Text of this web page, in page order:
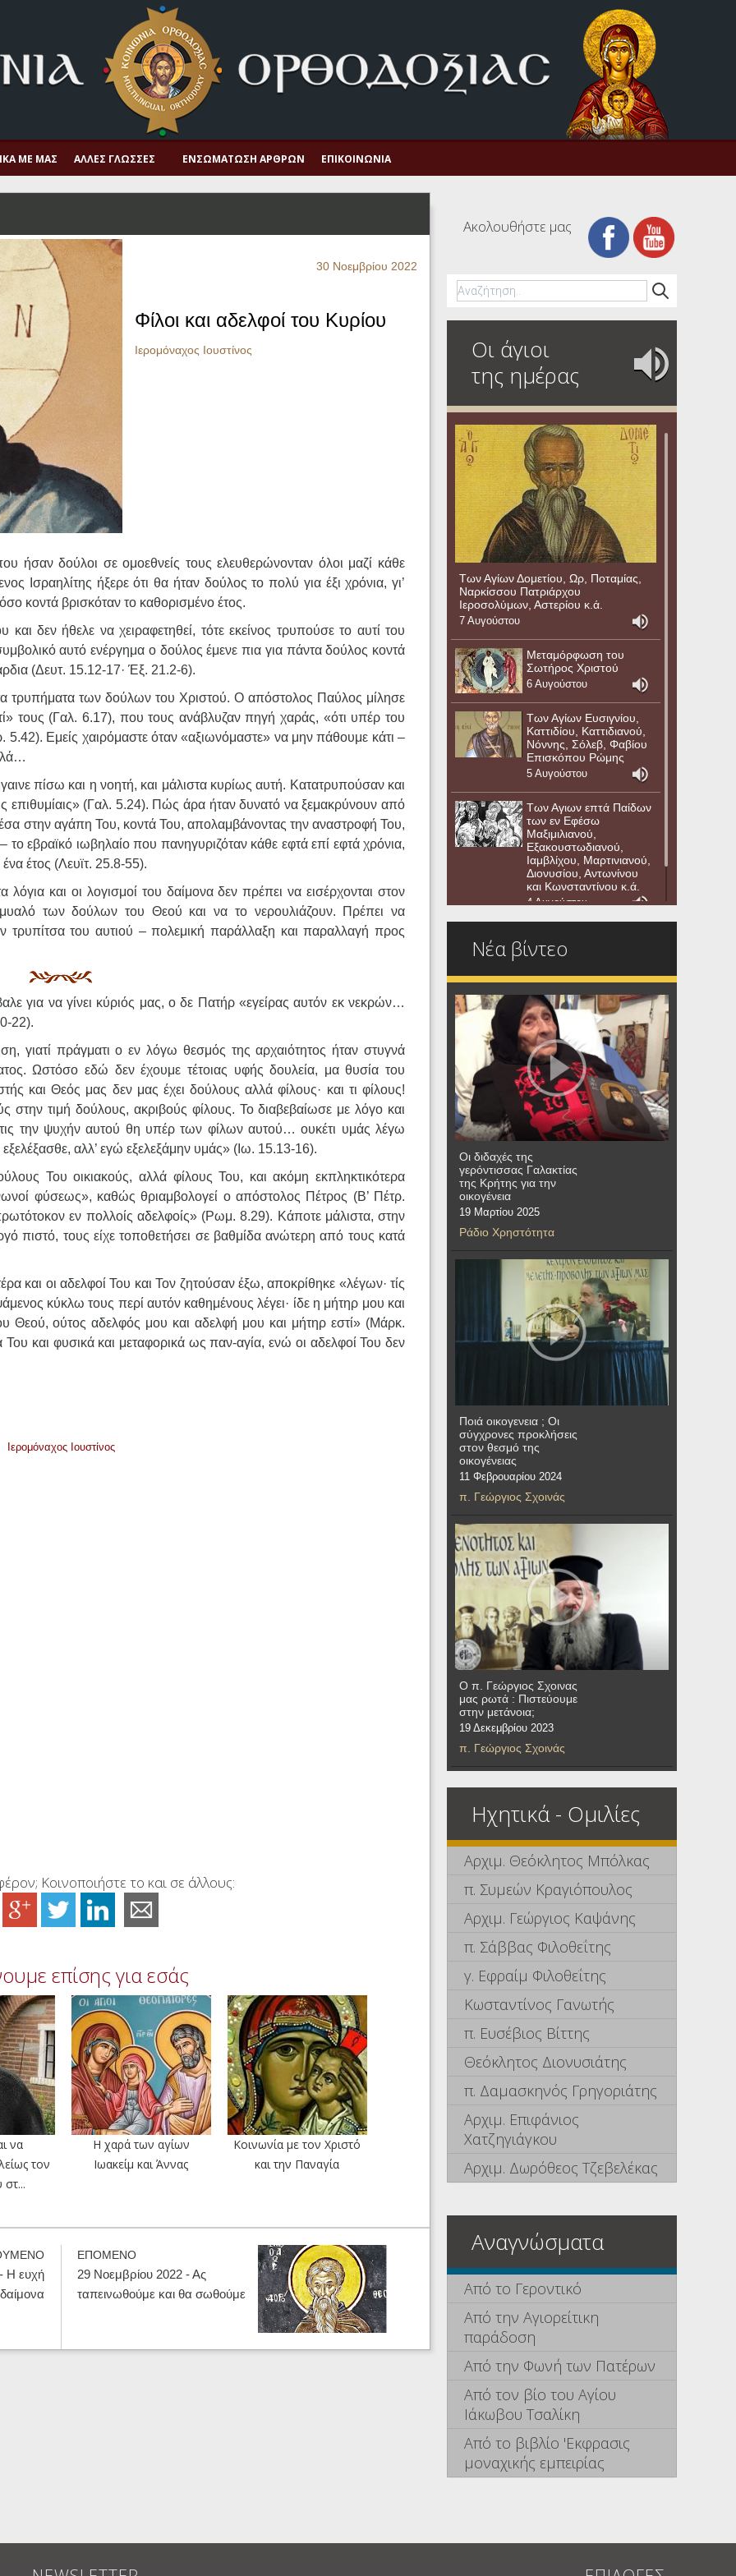
ΜΕ ΜΑΣ ΆΛΛΕΣ ΓΛΏΣΣΕΣ ΕΝΣΩΜΆΤΩΣΗ ΆΡΘΡΩΝ ΕΠΙΚΟΙΝΩΝΊΑ
30 Νοεμβρίου 2022
Φίλοι και αδελφοί του Κυρίου
Ιερομόναχος Ιουστίνος
ήσαν δούλοι σε ομοεθνείς τους ελευθερώνονταν όλοι μαζί κάθε
Ισραηλίτης ήξερε ότι θα ήταν δούλος το πολύ για έξι χρόνια, γι’
κοντά βρισκόταν το καθορισμένο έτος.
δεν ήθελε να χειραφετηθεί, τότε εκείνος τρυπούσε το αυτί του
αυτό ενέργημα ο δούλος έμενε πια για πάντα δούλος κοντά
(Δευτ. 15.12-17· Έξ. 21.2-6).
τρυπήματα των δούλων του Χριστού. Ο απόστολος Παύλος μίλησε
τους (Γαλ. 6.17), που τους ανάβλυζαν πηγή χαράς, «ότι υπέρ του
Εμείς χαιρόμαστε όταν «αξιωνόμαστε» να μην πάθουμε κάτι –
πίσω και η νοητή, και μάλιστα κυρίως αυτή. Κατατρυπούσαν και
επιθυμίαις» (Γαλ. 5.24). Πώς άρα ήταν δυνατό να ξεμακρύνουν από
στην αγάπη Του, κοντά Του, απολαμβάνοντας την αναστροφή Του,
το εβραϊκό ιωβηλαίο που πανηγυριζόταν κάθε εφτά επί εφτά χρόνια,
έτος (Λευϊτ. 25.8-55).
και οι λογισμοί του δαίμονα δεν πρέπει να εισέρχονται στον
των δούλων του Θεού και να το νερουλιάζουν. Πρέπει να
τρυπίτσα του αυτιού – πολεμική παράλλαξη και παραλλαγή προς
για να γίνει κύριός μας, ο δε Πατήρ «εγείρας αυτόν εκ νεκρών…
22).
γιατί πράγματι ο εν λόγω θεσμός της αρχαιότητος ήταν στυγνά
Ωστόσο εδώ δεν έχουμε τέτοιας υφής δουλεία, μα θυσία του
και Θεός μας δεν μας έχει δούλους αλλά φίλους· και τι φίλους!
στην τιμή δούλους, ακριβούς φίλους. Το διαβεβαίωσε με λόγο και
τις την ψυχήν αυτού θη υπέρ των φίλων αυτού… ουκέτι υμάς λέγω
αλλ’ εγώ εξελεξάμην υμάς» (Ιω. 15.13-16).
Του οικιακούς, αλλά φίλους Του, και ακόμη εκπληκτικότερα
φύσεως», καθώς θριαμβολογεί ο απόστολος Πέτρος (Β’ Πέτρ.
εν πολλοίς αδελφοίς» (Ρωμ. 8.29). Κάποτε μάλιστα, στην
πιστό, τους είχε τοποθετήσει σε βαθμίδα ανώτερη από τους κατά
και οι αδελφοί Του και Τον ζητούσαν έξω, αποκρίθηκε «λέγων· τίς
κύκλω τους περί αυτόν καθημένους λέγει· ίδε η μήτηρ μου και
Θεού, ούτος αδελφός μου και αδελφή μου και μήτηρ εστί» (Μάρκ.
και φυσικά και μεταφορικά ως παν-αγία, ενώ οι αδελφοί Του δεν
Ιερομόναχος Ιουστίνος
Κοινοποιήστε το και σε άλλους:
επίσης για εσάς
να
τον
Η χαρά των αγίων
Ιωακείμ και Άννας
Κοινωνία με τον Χριστό
και την Παναγία
Η ευχή
δαίμονα
ΕΠΟΜΕΝΟ
29 Νοεμβρίου 2022 - Ας
ταπεινωθούμε και θα σωθούμε
Ακολουθήστε μας
Οι άγιοι
της ημέρας
Των Αγίων Δομετίου, Ωρ, Ποταμίας,
Ναρκίσσου Πατριάρχου
Ιεροσολύμων, Αστερίου κ.ά.
7 Αυγούστου
Μεταμόρφωση του
Σωτήρος Χριστού
6 Αυγούστου
Των Αγίων Ευσιγνίου,
Καττιδίου, Καττιδιανού,
Νόννης, Σόλεβ, Φαβίου
Επισκόπου Ρώμης
5 Αυγούστου
Των Αγιων επτά Παίδων
των εν Εφέσω
Μαξιμιλιανού,
Εξακουστωδιανού,
Ιαμβλίχου, Μαρτινιανού,
Διονυσίου, Αντωνίνου
και Κωνσταντίνου κ.ά.
4 Αυγούστου
Νέα βίντεο
Οι διδαχές της
γερόντισσας Γαλακτίας
της Κρήτης για την
οικογένεια
19 Μαρτίου 2025
Ράδιο Χρηστότητα
Ποιά οικογενεια ; Οι
σύγχρονες προκλήσεις
στον θεσμό της
οικογένειας
11 Φεβρουαρίου 2024
π. Γεώργιος Σχοινάς
Ο π. Γεώργιος Σχοινας
μας ρωτά : Πιστεύουμε
στην μετάνοια;
19 Δεκεμβρίου 2023
π. Γεώργιος Σχοινάς
Ηχητικά - Ομιλίες
Αρχιμ. Θεόκλητος Μπόλκας
π. Συμεών Κραγιόπουλος
Αρχιμ. Γεώργιος Καψάνης
π. Σάββας Φιλοθεΐτης
γ. Εφραίμ Φιλοθεΐτης
Κωσταντίνος Γανωτής
π. Ευσέβιος Βίττης
Θεόκλητος Διονυσιάτης
π. Δαμασκηνός Γρηγοριάτης
Αρχιμ. Επιφάνιος
Χατζηγιάγκου
Αρχιμ. Δωρόθεος Τζεβελέκας
Αναγνώσματα
Από το Γεροντικό
Από την Αγιορείτικη
παράδοση
Από την Φωνή των Πατέρων
Από τον βίο του Αγίου
Ιάκωβου Τσαλίκη
Από το βιβλίο 'Εκφρασις
μοναχικής εμπειρίας